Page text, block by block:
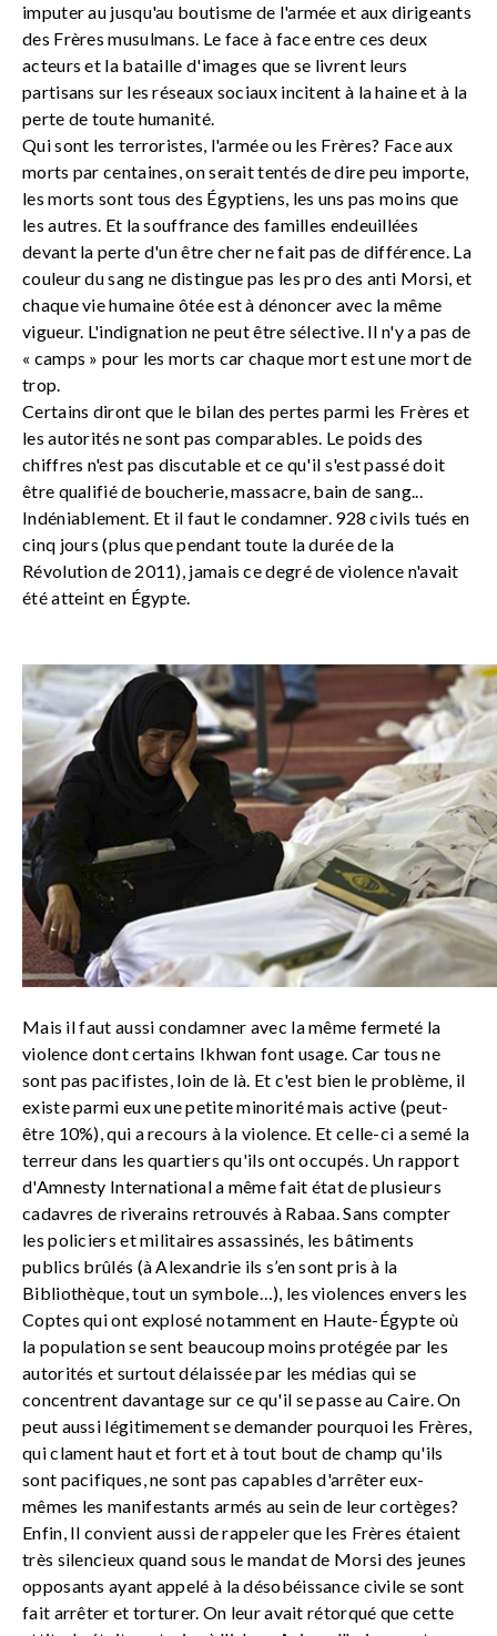
imputer au jusqu'au boutisme de l'armée et aux dirigeants
des Frères musulmans. Le face à face entre ces deux
acteurs et la bataille d'images que se livrent leurs
partisans sur les réseaux sociaux incitent à la haine et à la
perte de toute humanité.
Qui sont les terroristes, l'armée ou les Frères? Face aux
morts par centaines, on serait tentés de dire peu importe,
les morts sont tous des Égyptiens, les uns pas moins que
les autres. Et la souffrance des familles endeuillées
devant la perte d'un être cher ne fait pas de différence. La
couleur du sang ne distingue pas les pro des anti Morsi, et
chaque vie humaine ôtée est à dénoncer avec la même
vigueur. L'indignation ne peut être sélective. Il n'y a pas de
« camps » pour les morts car chaque mort est une mort de
trop.
Certains diront que le bilan des pertes parmi les Frères et
les autorités ne sont pas comparables. Le poids des
chiffres n'est pas discutable et ce qu'il s'est passé doit
être qualifié de boucherie, massacre, bain de sang...
Indéniablement. Et il faut le condamner. 928 civils tués en
cinq jours (plus que pendant toute la durée de la
Révolution de 2011), jamais ce degré de violence n'avait
été atteint en Égypte.
Mais il faut aussi condamner avec la même fermeté la
violence dont certains Ikhwan font usage. Car tous ne
sont pas pacifistes, loin de là. Et c'est bien le problème, il
existe parmi eux une petite minorité mais active (peut-
être 10%), qui a recours à la violence. Et celle-ci a semé la
terreur dans les quartiers qu'ils ont occupés. Un rapport
d'Amnesty International a même fait état de plusieurs
cadavres de riverains retrouvés à Rabaa. Sans compter
les policiers et militaires assassinés, les bâtiments
publics brûlés (à Alexandrie ils s’en sont pris à la
Bibliothèque, tout un symbole…), les violences envers les
Coptes qui ont explosé notamment en Haute-Égypte où
la population se sent beaucoup moins protégée par les
autorités et surtout délaissée par les médias qui se
concentrent davantage sur ce qu'il se passe au Caire. On
peut aussi légitimement se demander pourquoi les Frères,
qui clament haut et fort et à tout bout de champ qu'ils
sont pacifiques, ne sont pas capables d'arrêter eux-
mêmes les manifestants armés au sein de leur cortèges?
Enfin, Il convient aussi de rappeler que les Frères étaient
très silencieux quand sous le mandat de Morsi des jeunes
opposants ayant appelé à la désobéissance civile se sont
fait arrêter et torturer. On leur avait rétorqué que cette